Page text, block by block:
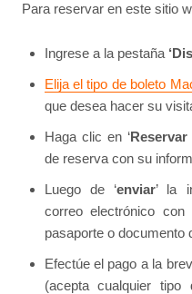
Para reservar en este sitio
Ingrese a la pestaña
Elija el tipo de boleto
que desea hacer su
Haga clic en ‘
de reserva con su
Luego de ‘enviar’ la
correo electrónico
pasaporte o documento
Efectúe el pago a la
(acepta cualquier